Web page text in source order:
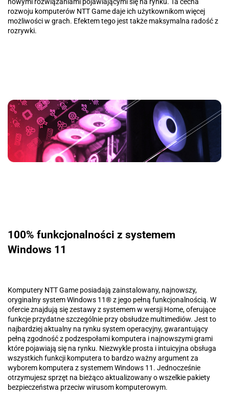
rozwoju komputerów NTT Game daje ich użytkownikom więcej
możliwości w grach. Efektem tego jest także maksymalna radość z
rozrywki.
100% funkcjonalności z systemem
Windows 11
Komputery NTT Game posiadają zainstalowany, najnowszy,
oryginalny system Windows 11® z jego pełną funkcjonalnością. W
ofercie znajdują się zestawy z systemem w wersji Home, oferujące
funkcje przydatne szczególnie przy obsłudze multimediów. Jest to
najbardziej aktualny na rynku system operacyjny, gwarantujący
pełną zgodność z podzespołami komputera i najnowszymi grami
które pojawiają się na rynku. Niezwykle prosta i intuicyjna obsługa
wszystkich funkcji komputera to bardzo ważny argument za
wyborem komputera z systemem Windows 11. Jednocześnie
otrzymujesz sprzęt na bieżąco aktualizowany o wszelkie pakiety
bezpieczeństwa przeciw wirusom komputerowym.